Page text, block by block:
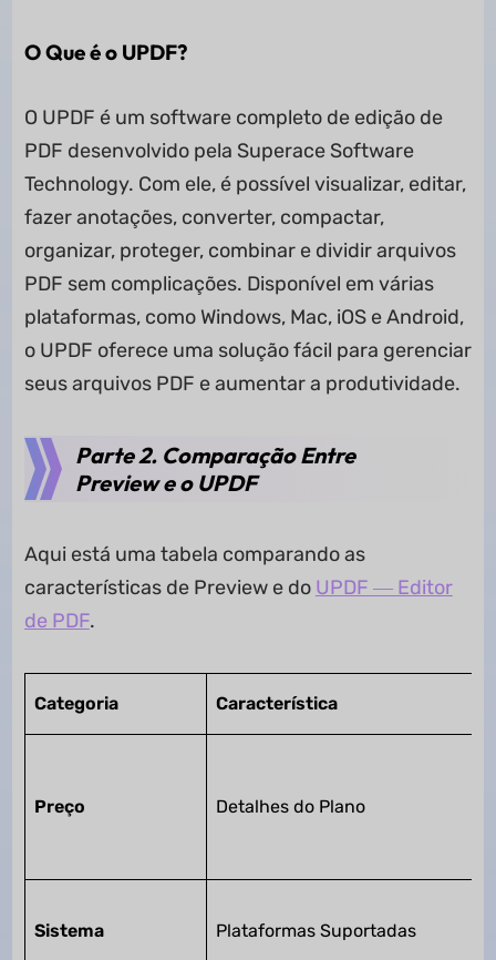
O Que é o UPDF?
O UPDF é um software completo de edição de
PDF desenvolvido pela Superace Software
Technology. Com ele, é possível visualizar, editar,
fazer anotações, converter, compactar,
organizar, proteger, combinar e dividir arquivos
PDF sem complicações. Disponível em várias
plataformas, como Windows, Mac, iOS e Android,
o UPDF oferece uma solução fácil para gerenciar
seus arquivos PDF e aumentar a produtividade.
Parte 2. Comparação Entre
Preview e o UPDF
Aqui está uma tabela comparando as
características de Preview e do UPDF ― Editor
de PDF.
Categoria Característica
Preço Detalhes do Plano
Sistema Plataformas Suportadas